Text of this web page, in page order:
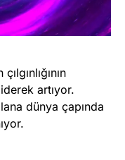
artıyor.
dünya çapında